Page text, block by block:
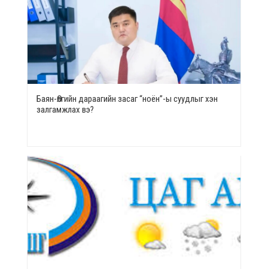
Баян-Өлгийн дараагийн засаг “ноён”-ы суудлыг хэн
залгамжлах вэ?